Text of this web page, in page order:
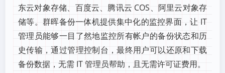
东云对象存储、百度云、腾讯云 COS、阿里云对象存
储等。群晖备份一体机提供集中化的监控界面，让 IT
管理员能够一目了然地监控所有帐户的备份状态和历
史传输，通过管理控制台，最终用户可以还原和下载
备份数据，无需 IT 管理员帮助，且无需许可证费用。